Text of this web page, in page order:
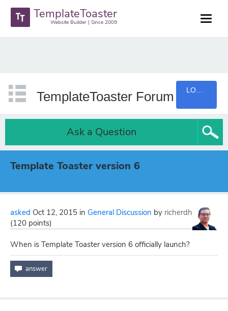
TemplateToaster
Website Builder | Since 2009
TemplateToaster Forum
Ask a Question
Template Toaster version 6
asked Oct 12, 2015 in General Discussion by richerdh
(120 points)
When is Template Toaster version 6 officially launch?